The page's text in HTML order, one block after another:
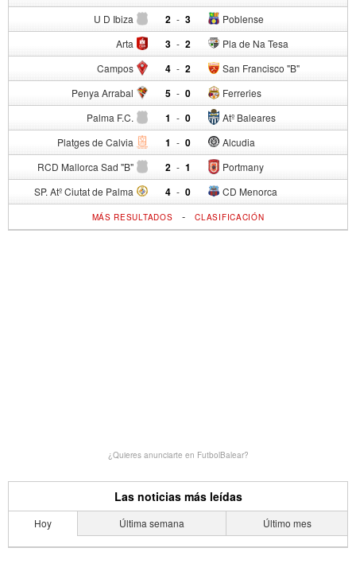
U D Ibiza 2 - Poblense
3
Arta 3 - Pla de Na Tesa
2
Campos 4 - San Francisco "B"
2
Penya Arrabal 5 - Ferreries
0
Palma F.C. 1 - Atº Baleares
0
Platges de Calvia 1 - Alcudia
0
RCD Mallorca Sad "B" 2 - Portmany
1
SP. Atº Ciutat de Palma 4 - CD Menorca
0
MÁS RESULTADOS -CLASIFICACIÓN
¿Quieres anunciarte en FutbolBalear?
Las noticias más leídas
Hoy Última semana Último mes